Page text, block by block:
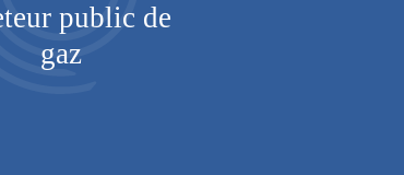
public de
gaz